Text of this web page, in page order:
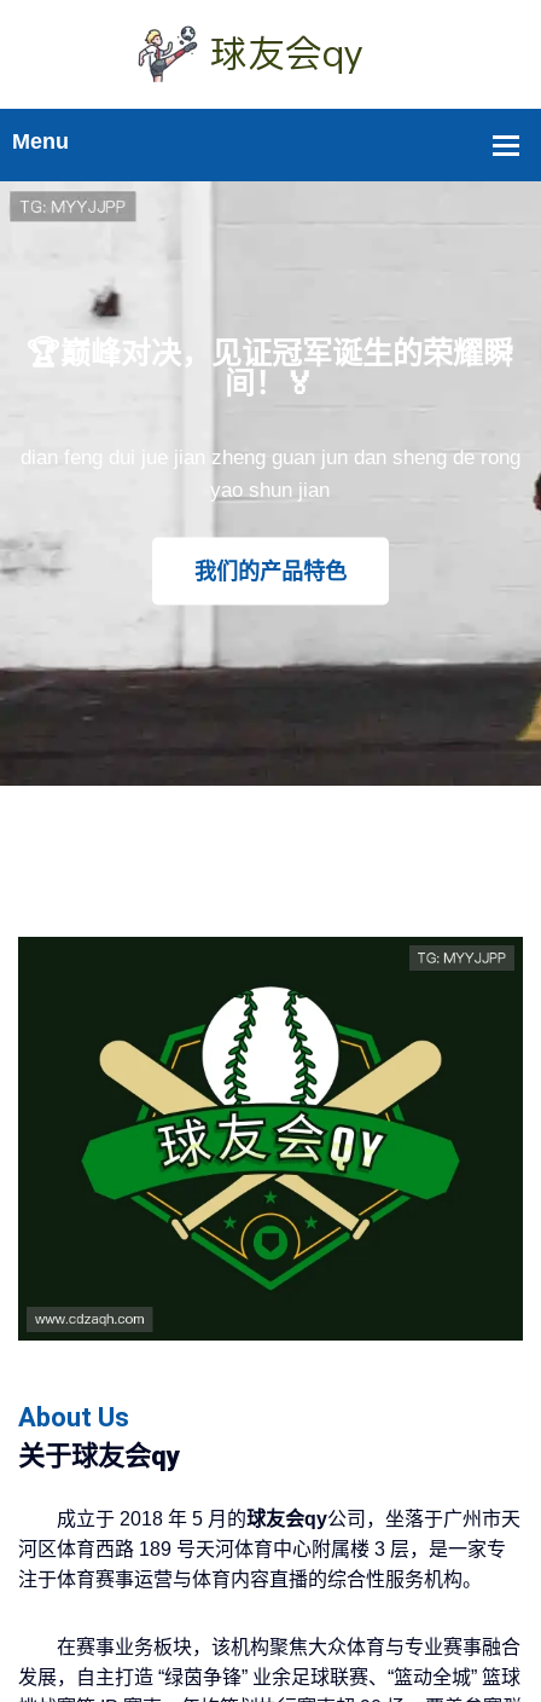
🏆巅峰对决，见证冠军诞生的荣耀瞬
间！🏅
dian feng dui jue jian zheng guan jun dan sheng de rong
yao shun jian
我们的产品特色
About Us
关于球友会qy
成立于 2018 年 5 月的球友会qy公司，坐落于广州市天
河区体育西路 189 号天河体育中心附属楼 3 层，是一家专
注于体育赛事运营与体育内容直播的综合性服务机构。
在赛事业务板块，该机构聚焦大众体育与专业赛事融合
发展，自主打造 “绿茵争锋” 业余足球联赛、“篮动全城” 篮球